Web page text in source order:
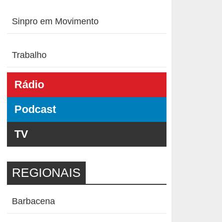
Sinpro em Movimento
Trabalho
Rádio
Podcast
TV
REGIONAIS
Barbacena